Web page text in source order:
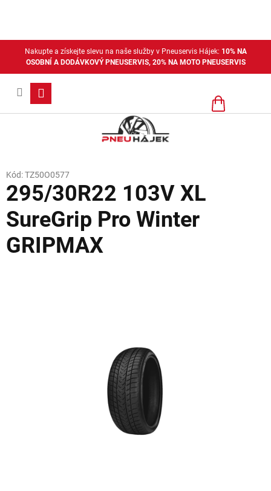
Nakupte a získejte slevu na naše služby v Pneuservis Hájek: 10% NA
OSOBNÍ A DODÁVKOVÝ PNEUSERVIS, 20% NA MOTO PNEUSERVIS
Nákupní
295/30R22 103V XL
SureGrip Pro Winter
GRIPMAX
Kód:TZ50O0577